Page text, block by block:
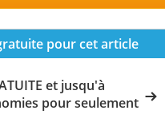
pour cet article
et jusqu'à
pour seulement